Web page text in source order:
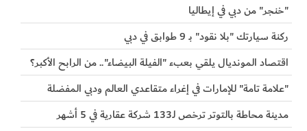
"خنجر" من دبي في إيطاليا
ركنة سيارتك "بلا نقود" بـ 9 طوابق في دبي
اقتصاد المونديال يلقي بعبء "الفيلة البيضاء".. من الرابح الأكبر؟
"علامة تامة" للإمارات في إغراء متقاعدي العالم ودبي المفضلة
مدينة محاطة بالتوتر ترخص لـ133 شركة عقارية في 5 أشهر